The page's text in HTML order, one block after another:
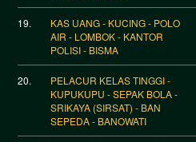
19.
KAS UANG - KUCING - POLO
AIR - LOMBOK - KANTOR
POLISI - BISMA
20.
PELACUR KELAS TINGGI -
KUPUKUPU - SEPAK BOLA -
SRIKAYA (SIRSAT) - BAN
SEPEDA - BANOWATI